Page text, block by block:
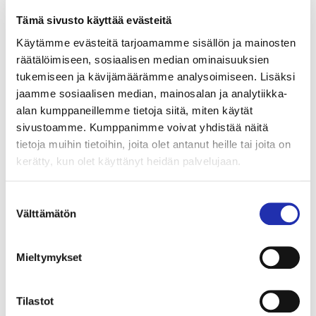
Tämä sivusto käyttää evästeitä
Käytämme evästeitä tarjoamamme sisällön ja mainosten
räätälöimiseen, sosiaalisen median ominaisuuksien
tukemiseen ja kävijämäärämme analysoimiseen. Lisäksi
jaamme sosiaalisen median, mainosalan ja analytiikka-
alan kumppaneillemme tietoja siitä, miten käytät
sivustoamme. Kumppanimme voivat yhdistää näitä
tietoja muihin tietoihin, joita olet antanut heille tai joita on
kerätty, kun olet käyttänyt heidän palvelujaan.
valinta
Välttämätön
Mieltymykset
Tilastot
Varaa liput ryhmällesi
ryhmamyynti@tampere-talo.fi